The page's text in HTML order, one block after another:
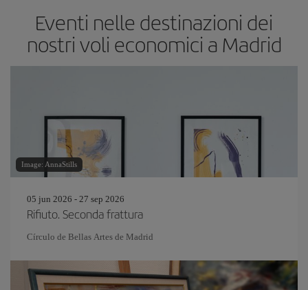
Eventi nelle destinazioni dei
nostri voli economici a Madrid
Image: AnnaStills
05 jun 2026 - 27 sep 2026
Rifiuto. Seconda frattura
Círculo de Bellas Artes de Madrid